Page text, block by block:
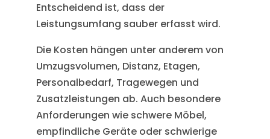
Entscheidend ist, dass der
Leistungsumfang sauber erfasst wird.
Die Kosten hängen unter anderem von
Umzugsvolumen, Distanz, Etagen,
Personalbedarf, Tragewegen und
Zusatzleistungen ab. Auch besondere
Anforderungen wie schwere Möbel,
empfindliche Geräte oder schwierige